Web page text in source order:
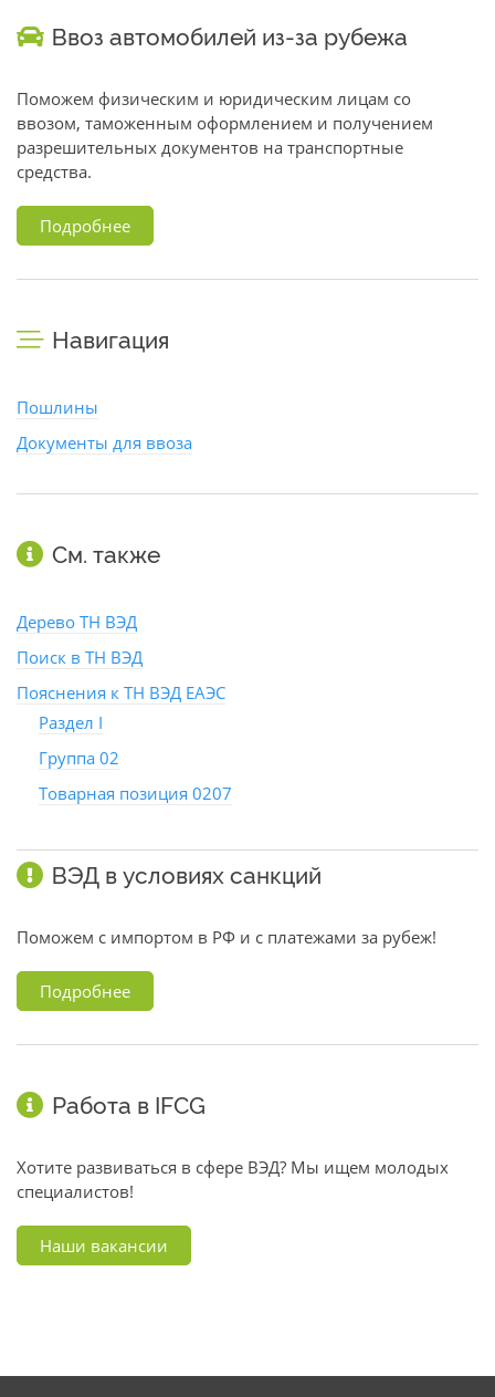
Ввоз автомобилей из-за рубежа
Поможем физическим и юридическим лицам со
ввозом, таможенным оформлением и получением
разрешительных документов на транспортные
средства.
Подробнее
Навигация
Пошлины
Документы для ввоза
См. также
Дерево ТН ВЭД
Поиск в ТН ВЭД
Пояснения к ТН ВЭД ЕАЭС
Раздел I
Группа 02
Товарная позиция 0207
ВЭД в условиях санкций
Поможем с импортом в РФ и с платежами за рубеж!
Подробнее
Работа в IFCG
Хотите развиваться в сфере ВЭД? Мы ищем молодых
специалистов!
Наши вакансии